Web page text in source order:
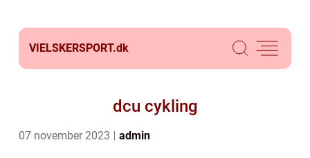
VIELSKERSPORT.dk
dcu cykling
07 november 2023 admin